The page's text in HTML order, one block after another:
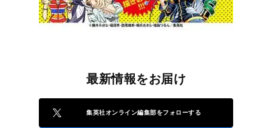
最新情報をお届け
集英社オンライン編集部をフォローする